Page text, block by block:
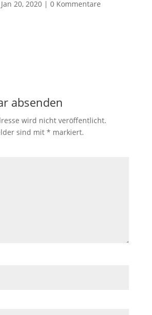
Jan 20, 2020| 0 Kommentare
absenden
wird nicht veröffentlicht.
sind mit * markiert.